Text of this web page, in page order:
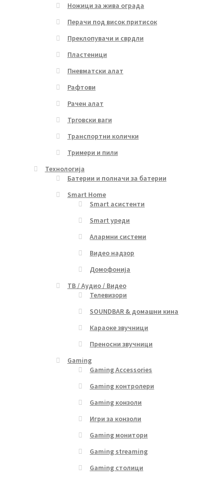
Ножици за жива ограда
Перачи под висок притисок
Преклопувачи и сврдли
Пластеници
Пневматски алат
Рафтови
Рачен алат
Трговски ваги
Транспортни колички
Тримери и пили
Технологија
Батерии и полначи за батерии
Smart Home
Smart асистенти
Smart уреди
Алармни системи
Видео надзор
Домофонија
ТВ / Аудио / Видео
Телевизори
SOUNDBAR & домашни кина
Караоке звучници
Преносни звучници
Gaming
Gaming Accessories
Gaming контролери
Gaming конзоли
Игри за конзоли
Gaming монитори
Gaming streaming
Gaming столици